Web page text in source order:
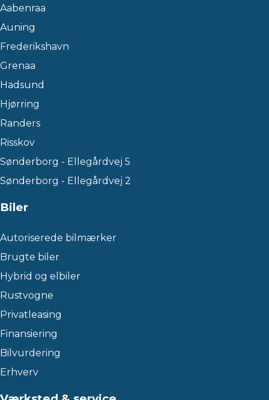
Aabenraa
Auning
Frederikshavn
Grenaa
Hadsund
Hjørring
Randers
Risskov
Sønderborg - Ellegårdvej 5
Sønderborg - Ellegårdvej 2
Biler
Autoriserede bilmærker
Brugte biler
Hybrid og elbiler
Rustvogne
Privatleasing
Finansiering
Bilvurdering
Erhverv